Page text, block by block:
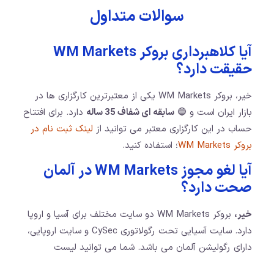
سوالات متداول
آیا کلاهبرداری بروکر WM Markets
حقیقت دارد؟
خیر، بروکر WM Markets یکی از معتبرترین کارگزاری ها در
بازار ایران است و 🔵 سابقه ای شفاف 35 ساله
دارد. برای افتتاح
حساب در این کارگزاری معتبر می توانید از لینک ثبت نام در
بروکر WM Markets
؛ استفاده کنید.
آیا لغو مجوز WM Markets در آلمان
صحت دارد؟
خیر،
بروکر WM Markets دو سایت مختلف برای آسیا و اروپا
دارد. سایت آسیایی تحت رگولاتوری CySec و سایت اروپایی،
دارای رگولیشن آلمان می باشد. شما می توانید لیست